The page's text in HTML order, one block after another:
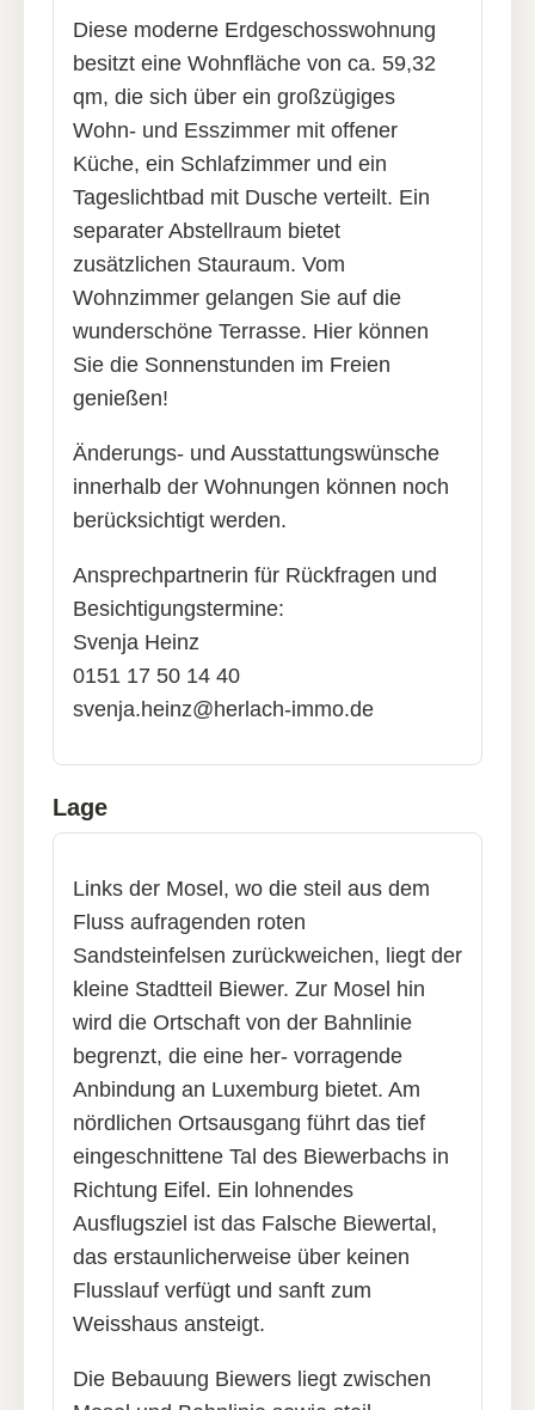
Diese moderne Erdgeschosswohnung
besitzt eine Wohnfläche von ca. 59,32
qm, die sich über ein großzügiges
Wohn- und Esszimmer mit offener
Küche, ein Schlafzimmer und ein
Tageslichtbad mit Dusche verteilt. Ein
separater Abstellraum bietet
zusätzlichen Stauraum. Vom
Wohnzimmer gelangen Sie auf die
wunderschöne Terrasse. Hier können
Sie die Sonnenstunden im Freien
genießen!
Änderungs- und Ausstattungswünsche
innerhalb der Wohnungen können noch
berücksichtigt werden.
Ansprechpartnerin für Rückfragen und
Besichtigungstermine:
Svenja Heinz
0151 17 50 14 40
svenja.heinz@herlach-immo.de
Lage
Links der Mosel, wo die steil aus dem
Fluss aufragenden roten
Sandsteinfelsen zurückweichen, liegt der
kleine Stadtteil Biewer. Zur Mosel hin
wird die Ortschaft von der Bahnlinie
begrenzt, die eine her- vorragende
Anbindung an Luxemburg bietet. Am
nördlichen Ortsausgang führt das tief
eingeschnittene Tal des Biewerbachs in
Richtung Eifel. Ein lohnendes
Ausflugsziel ist das Falsche Biewertal,
das erstaunlicherweise über keinen
Flusslauf verfügt und sanft zum
Weisshaus ansteigt.
Die Bebauung Biewers liegt zwischen